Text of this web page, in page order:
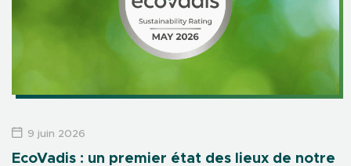
EcoVadis : un premier état des lieux de notre
9 juin 2026